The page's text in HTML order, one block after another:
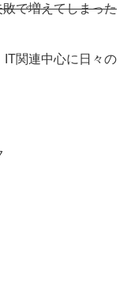
で増えてしまった
IT関連中心に日々の